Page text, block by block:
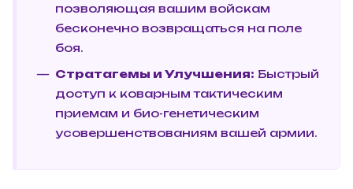
позволяющая вашим войскам
бесконечно возвращаться на поле
боя.
Стратагемы и Улучшения: Быстрый
доступ к коварным тактическим
приемам и био-генетическим
усовершенствованиям вашей армии.